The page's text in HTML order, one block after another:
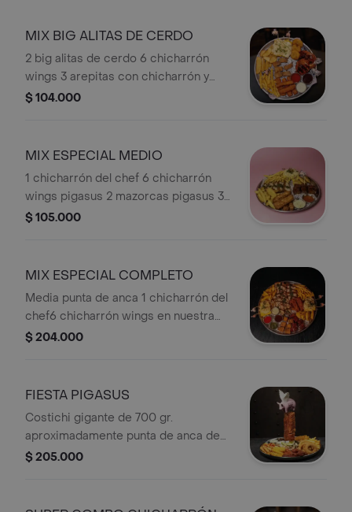
MIX BIG ALITAS DE CERDO
2 big alitas de cerdo 6 chicharrón
wings 3 arepitas con chicharrón y
queso 2 mazorcas pigasus 2 papas
$ 104.000
MIX ESPECIAL MEDIO
1 chicharrón del chef 6 chicharrón
wings pigasus 2 mazorcas pigasus 3
arepitas con chicharrón 5 quesos
$ 105.000
MIX ESPECIAL COMPLETO
Media punta de anca 1 chicharrón del
chef6 chicharrón wings en nuestra
salsa 6 chicharrón wings originales 2
$ 204.000
FIESTA PIGASUS
Costichi gigante de 700 gr.
aproximadamente punta de anca de
cerdo en julianas a la parrilla con
queso costeño asado acompañado
$ 205.000